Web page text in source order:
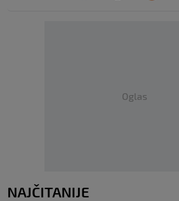
Oglas
NAJČITANIJE